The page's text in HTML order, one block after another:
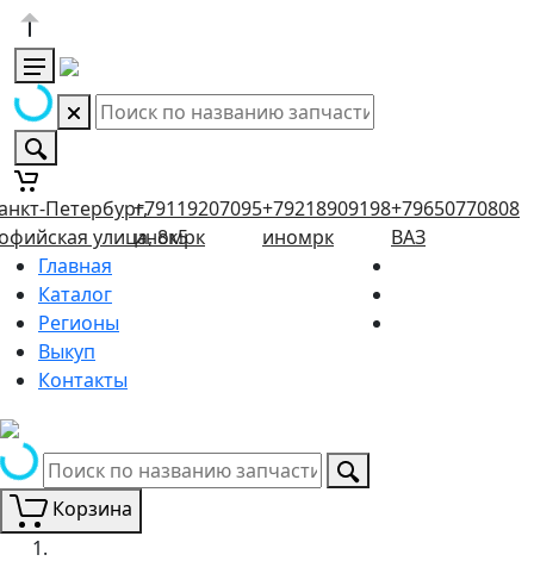
Петербург,
улица, 8к5
+79119207095
иномрк
+79218909198
иномрк
+79650770808
ВАЗ
Главная
Каталог
Регионы
Выкуп
Контакты
Корзина